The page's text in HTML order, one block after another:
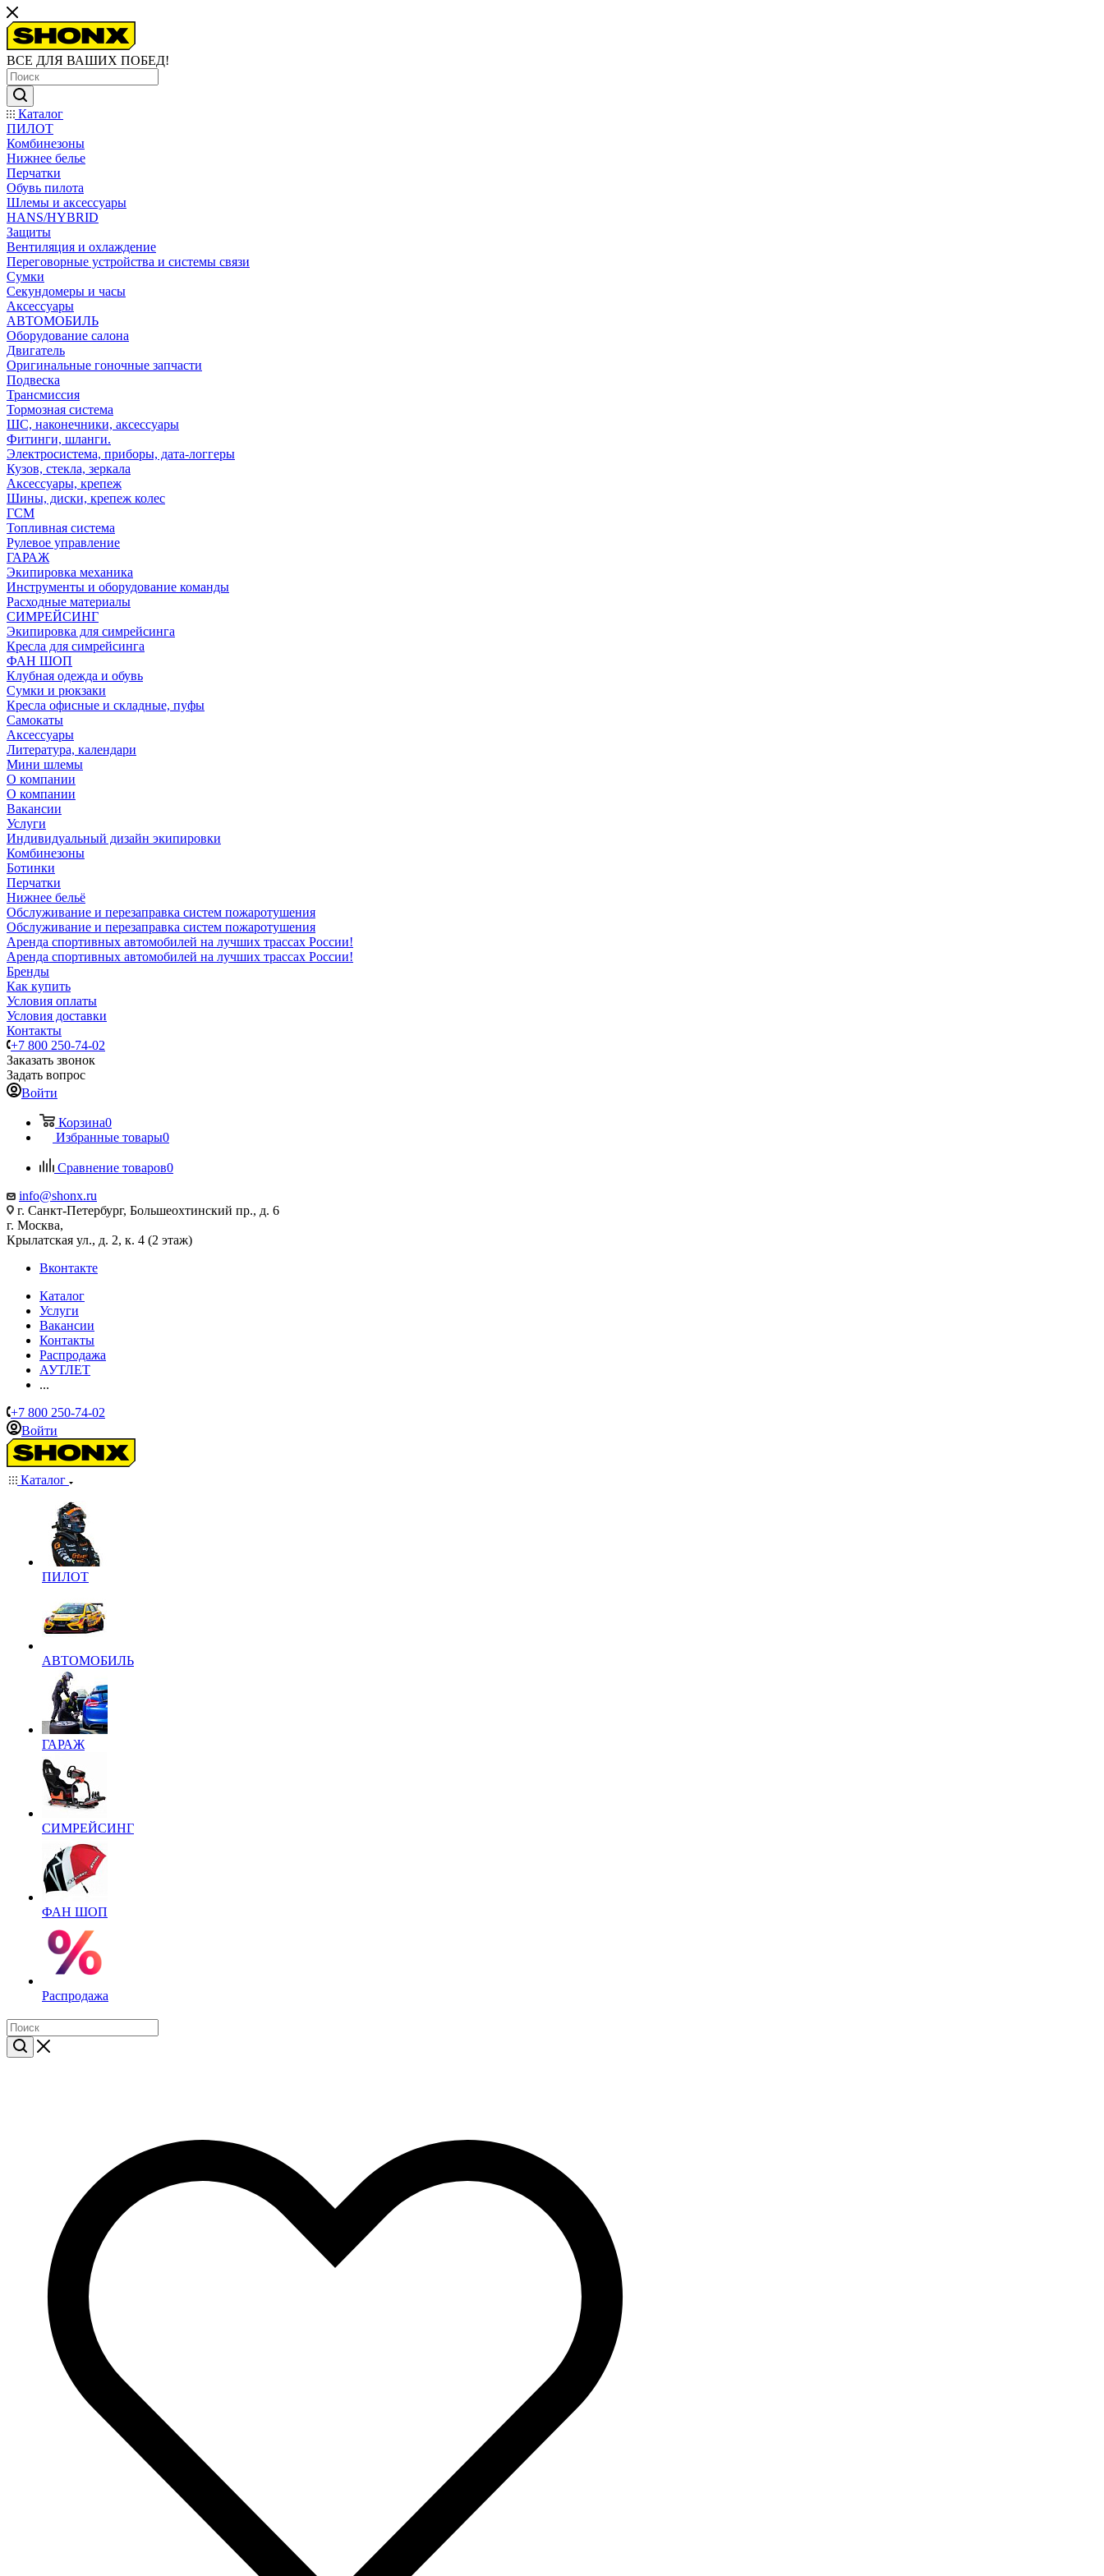
ВСЕ ДЛЯ ВАШИХ ПОБЕД!
Каталог
ПИЛОТ
Комбинезоны
Нижнее белье
Перчатки
Обувь пилота
Шлемы и аксессуары
HANS/HYBRID
Защиты
Вентиляция и охлаждение
Переговорные устройства и системы связи
Сумки
Секундомеры и часы
Аксессуары
АВТОМОБИЛЬ
Оборудование салона
Двигатель
Оригинальные гоночные запчасти
Подвеска
Трансмиссия
Тормозная система
ШС, наконечники, аксессуары
Фитинги, шланги.
Электросистема, приборы, дата-логгеры
Кузов, стекла, зеркала
Аксессуары, крепеж
Шины, диски, крепеж колес
ГСМ
Топливная система
Рулевое управление
ГАРАЖ
Экипировка механика
Инструменты и оборудование команды
Расходные материалы
СИМРЕЙСИНГ
Экипировка для симрейсинга
Кресла для симрейсинга
ФАН ШОП
Клубная одежда и обувь
Сумки и рюкзаки
Кресла офисные и складные, пуфы
Самокаты
Аксессуары
Литература, календари
Мини шлемы
О компании
О компании
Вакансии
Услуги
Индивидуальный дизайн экипировки
Комбинезоны
Ботинки
Перчатки
Нижнее бельё
Обслуживание и перезаправка систем пожаротушения
Обслуживание и перезаправка систем пожаротушения
Аренда спортивных автомобилей на лучших трассах России!
Аренда спортивных автомобилей на лучших трассах России!
Бренды
Как купить
Условия оплаты
Условия доставки
Контакты
+7 800 250-74-02
Заказать звонок
Задать вопрос
Войти
Корзина0
Избранные товары0
Сравнение товаров0
info@shonx.ru
г. Санкт-Петербург, Большеохтинский пр., д. 6
г. Москва,
Крылатская ул., д. 2, к. 4 (2 этаж)
Вконтакте
Каталог
Услуги
Вакансии
Контакты
Распродажа
АУТЛЕТ
...
+7 800 250-74-02
Войти
Каталог
ПИЛОТ
АВТОМОБИЛЬ
ГАРАЖ
СИМРЕЙСИНГ
ФАН ШОП
Распродажа